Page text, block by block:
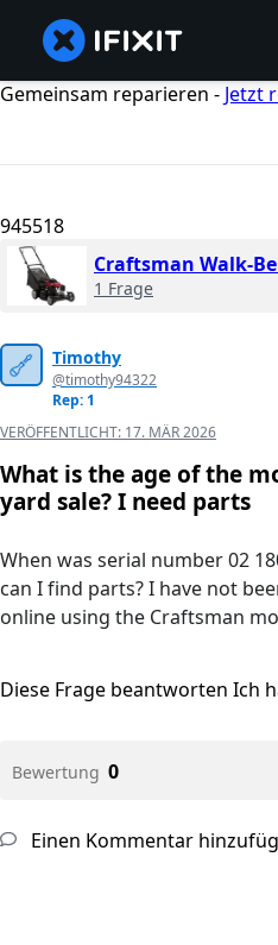
Gemeinsam reparieren - Jetzt
945518
Craftsman Walk-
1 Frage
Timothy
@timothy94322
Rep: 1
VERÖFFENTLICHT: 17. MÄR 2026
What is the age of the
yard sale? I need parts
When was serial number 02
can I find parts? I have not
online using the Craftsman
Diese Frage beantworten Ich
Bewertung 0
Einen Kommentar